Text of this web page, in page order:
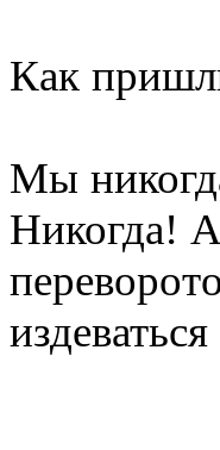
Как
Мы
Никогда!